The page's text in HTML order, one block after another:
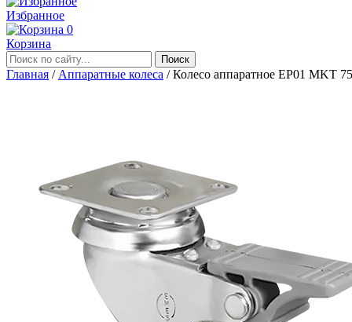
Избранное
0
Корзина
Главная / Аппаратные колеса /Колесо аппаратное EP01 MKT